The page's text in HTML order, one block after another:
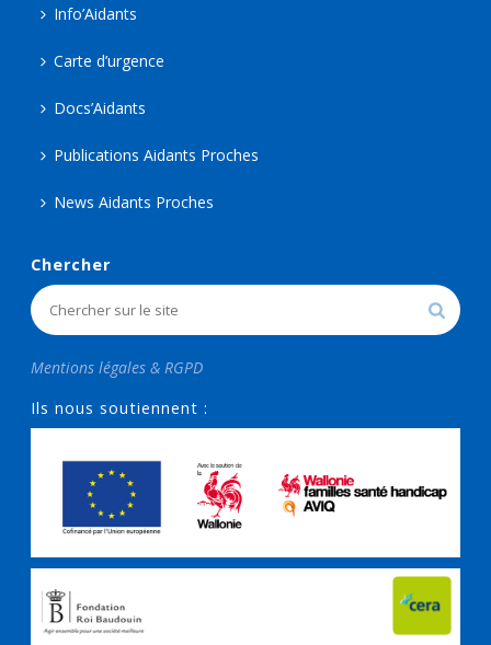
Info’Aidants
Carte d’urgence
Docs’Aidants
Publications Aidants Proches
News Aidants Proches
Chercher
Mentions légales & RGPD
Ils nous soutiennent :